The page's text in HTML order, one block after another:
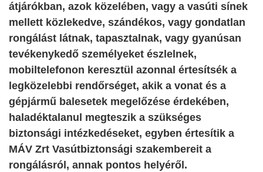
átjárókban, azok közelében, vagy a vasúti sínek
mellett közlekedve, szándékos, vagy gondatlan
rongálást látnak, tapasztalnak, vagy gyanúsan
tevékenykedő személyeket észlelnek,
mobiltelefonon keresztül azonnal értesítsék a
legközelebbi rendőrséget, akik a vonat és a
gépjármű balesetek megelőzése érdekében,
haladéktalanul megteszik a szükséges
biztonsági intézkedéseket, egyben értesítik a
MÁV Zrt Vasútbiztonsági szakembereit a
rongálásról, annak pontos helyéről.